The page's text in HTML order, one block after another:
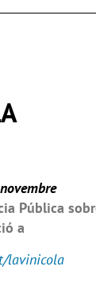
Pública
a
lavinicola